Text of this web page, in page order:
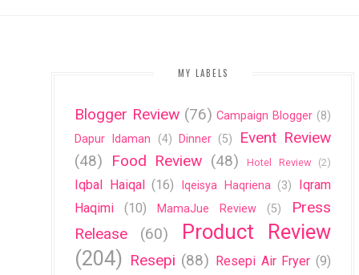
MY LABELS
Blogger Review (76) Campaign Blogger (8)
Dapur Idaman
(4) Dinner (5)
Event Review
(48)
Food Review (48) Hotel Review (2)
Iqbal Haiqal (16) Iqeisya Haqriena (3)
Iqram
Haqimi
(10) MamaJue Review (5)
Press
Release
(60)
Product Review
(204) Resepi (88) Resepi Air Fryer (9)